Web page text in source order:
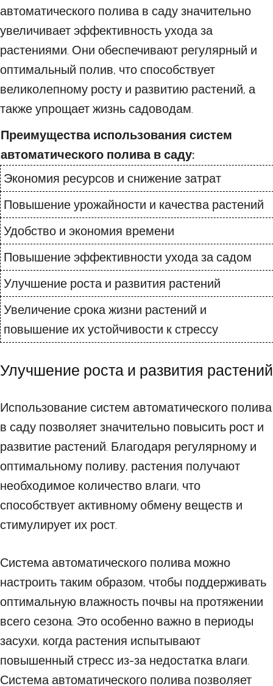
автоматического полива в саду значительно
увеличивает эффективность ухода за
растениями. Они обеспечивают регулярный и
оптимальный полив, что способствует
великолепному росту и развитию растений, а
также упрощает жизнь садоводам.
Преимущества использования систем
автоматического полива в саду:
Экономия ресурсов и снижение затрат
Повышение урожайности и качества растений
Удобство и экономия времени
Повышение эффективности ухода за садом
Улучшение роста и развития растений
Увеличение срока жизни растений и
повышение их устойчивости к стрессу
Улучшение роста и развития растений
Использование систем автоматического полива
в саду позволяет значительно повысить рост и
развитие растений. Благодаря регулярному и
оптимальному поливу, растения получают
необходимое количество влаги, что
способствует активному обмену веществ и
стимулирует их рост.
Система автоматического полива можно
настроить таким образом, чтобы поддерживать
оптимальную влажность почвы на протяжении
всего сезона. Это особенно важно в периоды
засухи, когда растения испытывают
повышенный стресс из-за недостатка влаги.
Система автоматического полива позволяет